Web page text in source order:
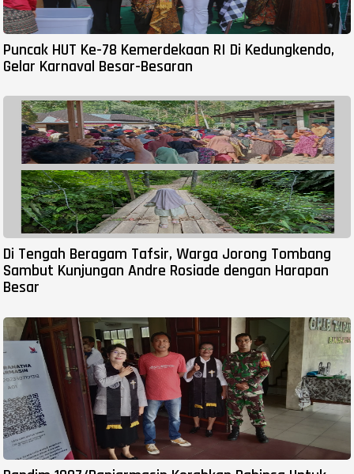
Puncak HUT Ke-78 Kemerdekaan RI Di Kedungkendo,
Gelar Karnaval Besar-Besaran
Di Tengah Beragam Tafsir, Warga Jorong Tombang
Sambut Kunjungan Andre Rosiade dengan Harapan
Besar